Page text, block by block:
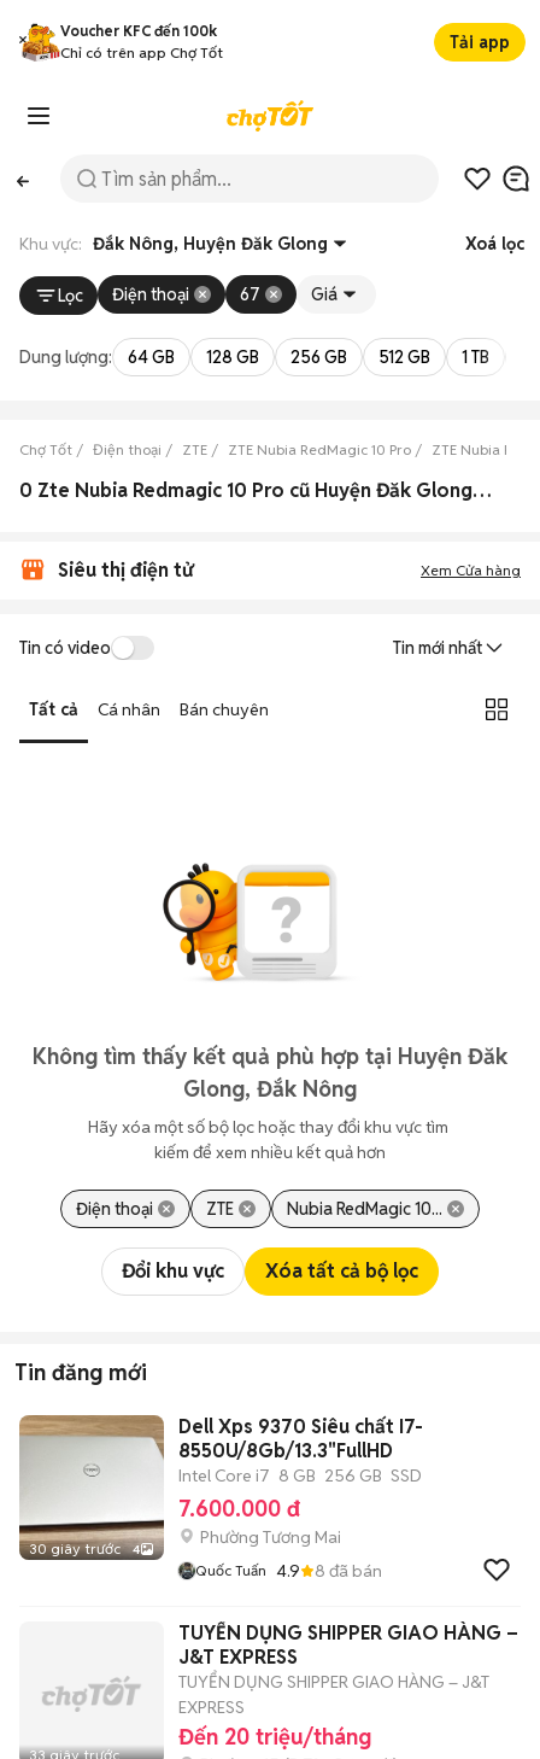
Voucher KFC đến 100k
Chỉ có trên app Chợ Tốt
Tải app
Khu vực: Đắk Nông, Huyện Đăk Glong Xoá lọc
Lọc Điện thoại 67 Giá
Dung lượng: 64 GB 128 GB 256 GB 512 GB 1 TB
Chợ Tốt Điện thoại ZTE ZTE Nubia RedMagic 10 Pro ZTE Nubia
0 Zte Nubia Redmagic 10 Pro cũ Huyện Đăk Glong, Đắk Nông đẹp
Siêu thị điện tử Xem Cửa hàng
Tin có video Tin mới nhất
Tất cả Cá nhân Bán chuyên
Không tìm thấy kết quả phù hợp tại Huyện Đăk
Glong, Đắk Nông
Hãy xóa một số bộ lọc hoặc thay đổi khu vực tìm
kiếm để xem nhiều kết quả hơn
Điện thoại ZTE Nubia RedMagic 10...
Đổi khu vực Xóa tất cả bộ lọc
Tin đăng mới
30 giây trước 4
Dell Xps 9370 Siêu chất I7-
8550U/8Gb/13.3"FullHD
Intel Core i7 8 GB 256 GB SSD
7.600.000 đ
Phường Tương Mai
Quốc Tuấn 4.9 8 đã bán
33 giây trước
TUYỂN DỤNG SHIPPER GIAO HÀNG –
J&T EXPRESS
TUYỂN DỤNG SHIPPER GIAO HÀNG – J&T
EXPRESS
Đến 20 triệu/tháng